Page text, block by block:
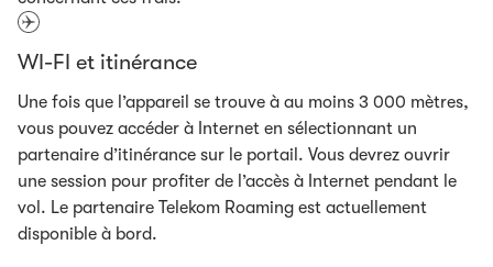
WI-FI et itinérance
Une fois que l’appareil se trouve à au moins 3 000 mètres,
vous pouvez accéder à Internet en sélectionnant un
partenaire d’itinérance sur le portail. Vous devrez ouvrir
une session pour profiter de l’accès à Internet pendant le
vol. Le partenaire Telekom Roaming est actuellement
disponible à bord.